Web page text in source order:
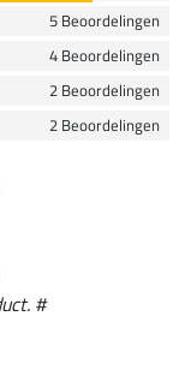
5 Beoordelingen
4 Beoordelingen
2 Beoordelingen
2 Beoordelingen
#